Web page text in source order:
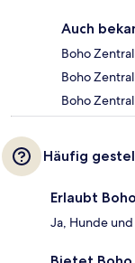
Auch
Boho
Boho
Boho
Häufig
Erlaubt
Ja, Hunde